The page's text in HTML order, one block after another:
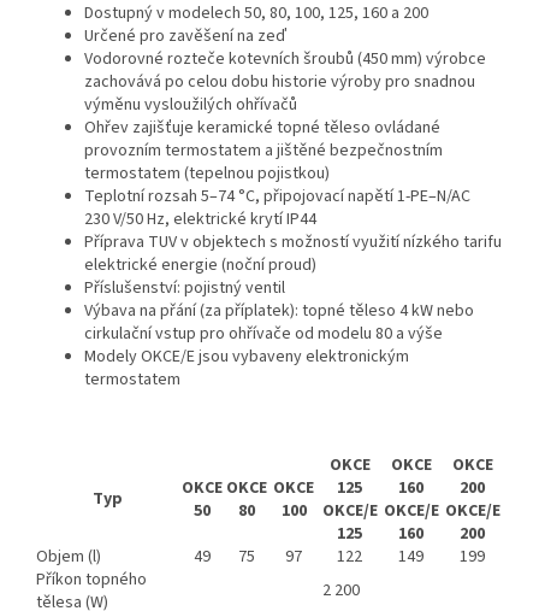
Dostupný v modelech 50, 80, 100, 125, 160 a 200
Určené pro zavěšení na zeď
Vodorovné rozteče kotevních šroubů (450 mm) výrobce
zachovává po celou dobu historie výroby pro snadnou
výměnu vysloužilých ohřívačů
Ohřev zajišťuje keramické topné těleso ovládané
provozním termostatem a jištěné bezpečnostním
termostatem (tepelnou pojistkou)
Teplotní rozsah 5–74 °C, připojovací napětí 1-PE–N/AC
230 V/50 Hz, elektrické krytí IP44
Příprava TUV v objektech s možností využití nízkého tarifu
elektrické energie (noční proud)
Příslušenství: pojistný ventil
Výbava na přání (za příplatek): topné těleso 4 kW nebo
cirkulační vstup pro ohřívače od modelu 80 a výše
Modely OKCE/E jsou vybaveny elektronickým
termostatem
Typ
OKCE
50
OKCE
80
OKCE
100
OKCE
125
OKCE/E
125
OKCE
160
OKCE/E
160
OKCE
200
OKCE/E
200
Objem (l)
49 75 97 122 149
199
Příkon topného
tělesa (W)
2 200